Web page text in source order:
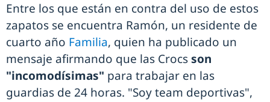
Entre los que están en contra del uso de estos
zapatos se encuentra Ramón, un residente de
cuarto año Familia, quien ha publicado un
mensaje afirmando que las Crocsson
"incomodísimas" para trabajar en las
guardias de 24 horas. "Soy team deportivas",